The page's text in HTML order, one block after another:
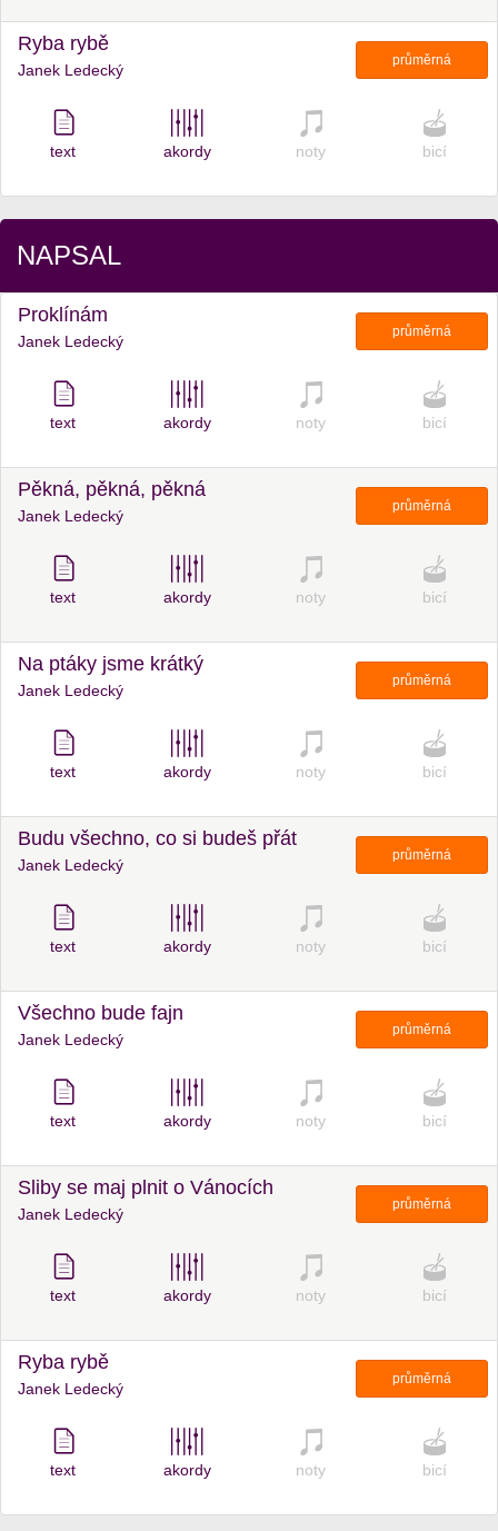
Ryba rybě
Janek Ledecký
průměrná
text akordy noty bicí
NAPSAL
Proklínám
Janek Ledecký
průměrná
text akordy noty bicí
Pěkná, pěkná, pěkná
Janek Ledecký
průměrná
text akordy noty bicí
Na ptáky jsme krátký
Janek Ledecký
průměrná
text akordy noty bicí
Budu všechno, co si budeš přát
Janek Ledecký
průměrná
text akordy noty bicí
Všechno bude fajn
Janek Ledecký
průměrná
text akordy noty bicí
Sliby se maj plnit o Vánocích
Janek Ledecký
průměrná
text akordy noty bicí
Ryba rybě
Janek Ledecký
průměrná
text akordy noty bicí